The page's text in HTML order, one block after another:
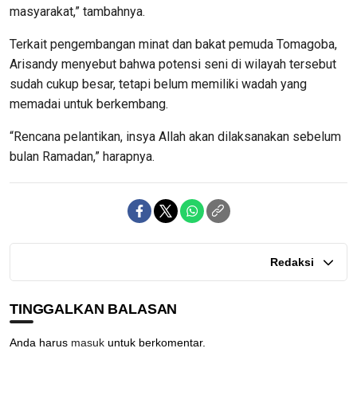
masyarakat,” tambahnya.
Terkait pengembangan minat dan bakat pemuda Tomagoba,
Arisandy menyebut bahwa potensi seni di wilayah tersebut
sudah cukup besar, tetapi belum memiliki wadah yang
memadai untuk berkembang.
“Rencana pelantikan, insya Allah akan dilaksanakan sebelum
bulan Ramadan,” harapnya.
Redaksi
TINGGALKAN BALASAN
Anda harus masuk untuk berkomentar.